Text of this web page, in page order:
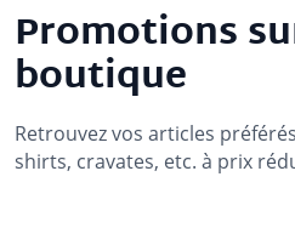
Promotions
boutique
Retrouvez vos articles
shirts, cravates, etc. à prix